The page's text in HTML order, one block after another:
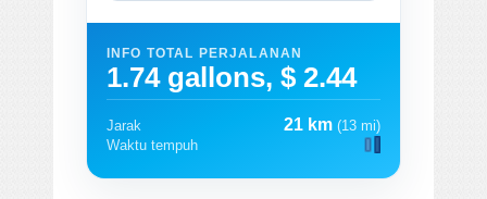
INFO TOTAL PERJALANAN
1.74 gallons, $ 2.44
Jarak 21 km (13 mi)
Waktu tempuh